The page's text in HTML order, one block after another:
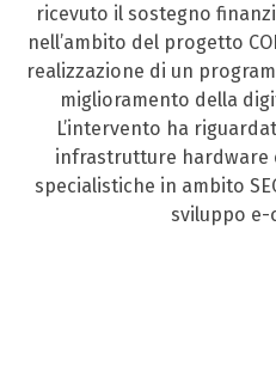
ricevuto il sostegno
nell’ambito del progetto
realizzazione di un
miglioramento della
L’intervento ha
infrastrutture hardware
specialistiche in ambito
sviluppo e-